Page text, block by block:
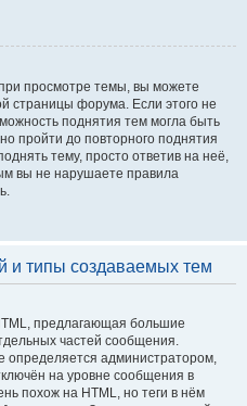
просмотре темы, вы можете
страницы форума. Если этого не
поднятия тем могла быть
пройти до повторного поднятия
тему, просто ответив на неё,
вы не нарушаете правила
и типы создаваемых тем
предлагающая большие
частей сообщения.
определяется администратором,
на уровне сообщения в
похож на HTML, но теги в нём